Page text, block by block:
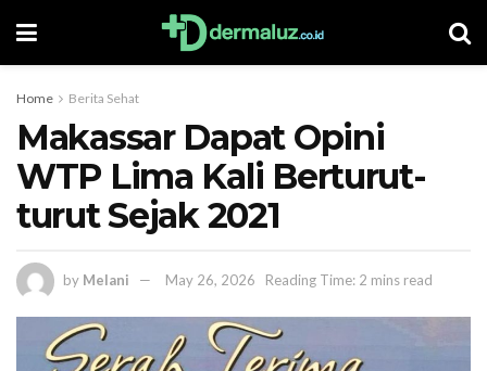
Home Berita Sehat
Makassar Dapat Opini
WTP Lima Kali Berturut-
turut Sejak 2021
by Melani May 26, 2026 Reading Time: 2 mins read